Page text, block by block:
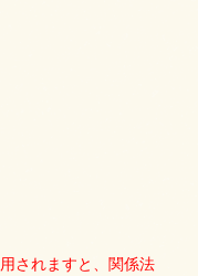
されますと、関係法